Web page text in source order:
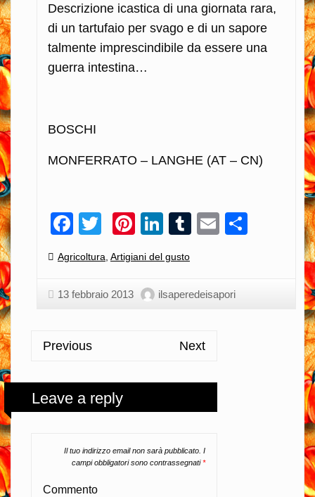
Descrizione icastica di una giornata rara,
di un tartufaio per svago e di un sapore
talmente imprescindibile da essere una
guerra intestina…
BOSCHI
MONFERRATO – LANGHE (AT – CN)
Facebook
TwitterPinterest
LinkedIn
Tumblr
Email
Categories:
Agricoltura Artigiani del gusto
13 febbraio 2013 ilsaperedeisapori
Previous Next
Leave a reply
Il tuo indirizzo email non sarà pubblicato. I
campi obbligatori sono contrassegnati*
Commento